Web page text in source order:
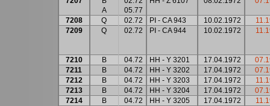
A
05.77
7208 Q 02.72 PI - CA 943 10.02.1972
7209
Q 02.72 PI - CA 944 10.02.1972
7210 B 04.72 HH - Y 3201 17.04.1972
7211
B 04.72 HH - Y 3202 17.04.1972
7212
B 04.72 HH - Y 3203 17.04.1972
7213
B 04.72 HH - Y 3204 17.04.1972
7214
B 04.72 HH - Y 3205 17.04.1972